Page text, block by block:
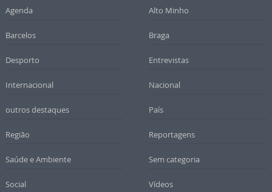
Agenda Alto Minho
Barcelos Braga
Desporto Entrevistas
Internacional Nacional
outros destaques País
Região Reportagens
Saúde e Ambiente Sem categoria
Social Vídeos